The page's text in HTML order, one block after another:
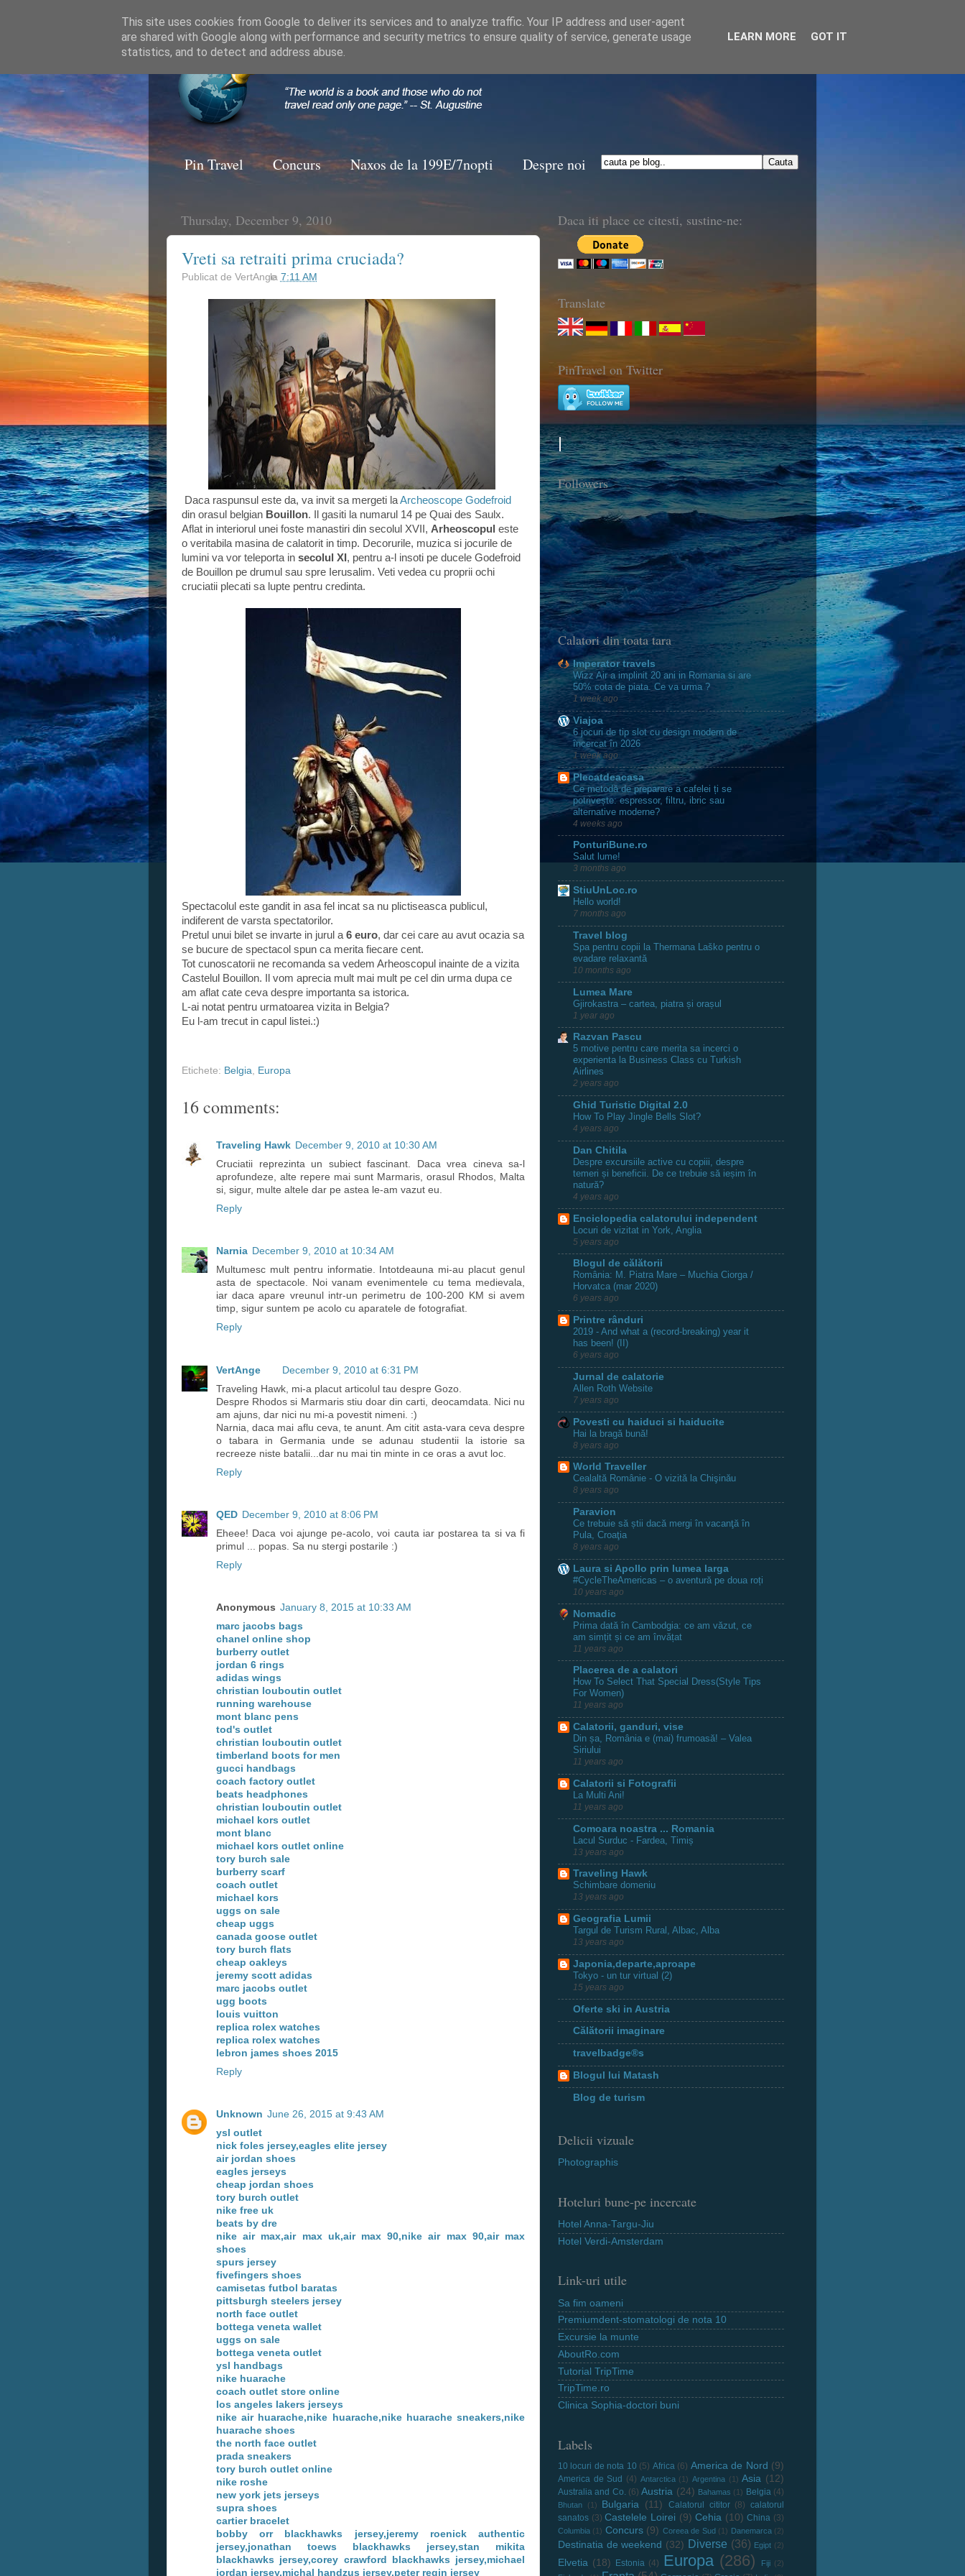
Pin Travel Concurs Naxos de la 199E/7nopti Despre noi
Thursday, December 9, 2010
Vreti sa retraiti prima cruciada?
Publicat de VertAnge
la 7:11 AM
Daca raspunsul este da, va invit sa mergeti laArcheoscope Godefroid
din orasul belgian Bouillon. Il gasiti la numarul 14 pe Quai des Saulx.
Aflat in interiorul unei foste manastiri din secolul XVII, Arheoscopul este
o veritabila masina de calatorit in timp. Decorurile, muzica si jocurile de
lumini va vor teleporta in secolul XI , pentru a-l insoti pe ducele Godefroid
de Bouillon pe drumul sau spre Ierusalim. Veti vedea cu proprii ochi
cruciatii plecati sa lupte pentru credinta.
Spectacolul este gandit in asa fel incat sa nu plictiseasca publicul,
indiferent de varsta spectatorilor.
Pretul unui bilet se invarte in jurul a 6 euro, dar cei care au avut ocazia sa
se bucure de spectacol spun ca merita fiecare cent.
Tot cunoscatorii ne recomanda sa vedem Arheoscopul inainte de a vizita
Castelul Bouillon. Il vom aprecia mult mai mult pe cel din urma dupa ce
am aflat cate ceva despre importanta sa istorica.
L-ai notat pentru urmatoarea vizita in Belgia?
Eu l-am trecut in capul listei.:)
Etichete: Belgia Europa
16 comments:
Traveling Hawk December 9, 2010 at 10:30 AM
Cruciatii reprezinta un subiect fascinant. Daca vrea cineva sa-l
aprofundeze, alte repere mai sunt Marmaris, orasul Rhodos, Malta
si, sigur, multe altele dar pe astea le-am vazut eu.
Reply
Narnia December 9, 2010 at 10:34 AM
Multumesc mult pentru informatie. Intotdeauna mi-au placut genul
asta de spectacole. Noi vanam evenimentele cu tema medievala,
iar daca apare vreunul intr-un perimetru de 100-200 KM si avem
timp, sigur suntem pe acolo cu aparatele de fotografiat.
Reply
VertAnge
December 9, 2010 at 6:31 PM
Traveling Hawk, mi-a placut articolul tau despre Gozo.
Despre Rhodos si Marmaris stiu doar din carti, deocamdata. Nici nu
am ajuns, dar nici nu mi-a povestit nimeni. :)
Narnia, daca mai aflu ceva, te anunt. Am citit asta-vara ceva despre
o tabara in Germania unde se adunau studentii la istorie sa
recreeze niste batalii...dar nu mai tin minte in ce oras a avut loc.
Reply
QED December 9, 2010 at 8:06 PM
Eheee! Daca voi ajunge pe-acolo, voi cauta iar postarea ta si va fi
primul ... popas. Sa nu stergi postarile :)
Reply
Anonymous January 8, 2015 at 10:33 AM
marc jacobs bags
chanel online shop
burberry outlet
jordan 6 rings
adidas wings
christian louboutin outlet
running warehouse
mont blanc pens
tod's outlet
christian louboutin outlet
timberland boots for men
gucci handbags
coach factory outlet
beats headphones
christian louboutin outlet
michael kors outlet
mont blanc
michael kors outlet online
tory burch sale
burberry scarf
coach outlet
michael kors
uggs on sale
cheap uggs
canada goose outlet
tory burch flats
cheap oakleys
jeremy scott adidas
marc jacobs outlet
ugg boots
louis vuitton
replica rolex watches
replica rolex watches
lebron james shoes 2015
Reply
Unknown June 26, 2015 at 9:43 AM
ysl outlet
nick foles jersey,eagles elite jersey
air jordan shoes
eagles jerseys
cheap jordan shoes
tory burch outlet
nike free uk
beats by dre
nike air max,air max uk,air max 90,nike air max 90,air max
shoes
spurs jersey
fivefingers shoes
camisetas futbol baratas
pittsburgh steelers jersey
north face outlet
bottega veneta wallet
uggs on sale
bottega veneta outlet
ysl handbags
nike huarache
coach outlet store online
los angeles lakers jerseys
nike air huarache,nike huarache,nike huarache sneakers,nike
huarache shoes
the north face outlet
prada sneakers
tory burch outlet online
nike roshe
new york jets jerseys
supra shoes
cartier bracelet
bobby orr blackhawks jersey,jeremy roenick authentic
jersey,jonathan toews blackhawks jersey,stan mikita
blackhawks jersey,corey crawford blackhawks jersey,michael
jordan jersey,michal handzus jersey,peter regin jersey
Daca iti place ce citesti, sustine-ne:
Translate
PinTravel on Twitter
Followers
Calatori din toata tara
Imperator travels
Wizz Air a implinit 20 ani in Romania si are
50% cota de piata. Ce va urma ?
1 week ago
Viajoa
6 jocuri de tip slot cu design modern de
încercat în 2026
1 week ago
Plecatdeacasa
Ce metodă de preparare a cafelei ți se
potrivește: espressor, filtru, ibric sau
alternative moderne?
4 weeks ago
PonturiBune.ro
Salut lume!
3 months ago
StiuUnLoc.ro
Hello world!
7 months ago
Travel blog
Spa pentru copii la Thermana Laško pentru o
evadare relaxantă
10 months ago
Lumea Mare
Gjirokastra – cartea, piatra și orașul
1 year ago
Razvan Pascu
5 motive pentru care merita sa incerci o
experienta la Business Class cu Turkish
Airlines
2 years ago
Ghid Turistic Digital 2.0
How To Play Jingle Bells Slot?
4 years ago
Dan Chitila
Despre excursiile active cu copiii, despre
temeri și beneficii. De ce trebuie să ieșim în
natură?
4 years ago
Enciclopedia calatorului independent
Locuri de vizitat in York, Anglia
5 years ago
Blogul de călătorii
România: M. Piatra Mare – Muchia Ciorga /
Horvatca (mar 2020)
6 years ago
Printre rânduri
2019 - And what a (record-breaking) year it
has been! (II)
6 years ago
Jurnal de calatorie
Allen Roth Website
7 years ago
Povesti cu haiduci si haiducite
Hai la bragă bună!
8 years ago
World Traveller
Cealaltă Românie - O vizită la Chişinău
8 years ago
Paravion
Ce trebuie să știi dacă mergi în vacanţă în
Pula, Croaţia
8 years ago
Laura si Apollo prin lumea larga
#CycleTheAmericas – o aventură pe doua roți
10 years ago
Nomadic
Prima dată în Cambodgia: ce am văzut, ce
am simțit și ce am învățat
11 years ago
Placerea de a calatori
How To Select That Special Dress(Style Tips
For Women)
11 years ago
Calatorii, ganduri, vise
Din șa, România e (mai) frumoasă! – Valea
Siriului
11 years ago
Calatorii si Fotografii
La Multi Ani!
11 years ago
Comoara noastra ... Romania
Lacul Surduc - Fardea, Timiș
13 years ago
Traveling Hawk
Schimbare domeniu
13 years ago
Geografia Lumii
Targul de Turism Rural, Albac, Alba
13 years ago
Japonia,departe,aproape
Tokyo - un tur virtual (2)
15 years ago
Oferte ski in Austria
Călătorii imaginare
travelbadge®s
Blogul lui Matash
Blog de turism
Delicii vizuale
Photographis
Hoteluri bune-pe incercate
Hotel Anna-Targu-Jiu
Hotel Verdi-Amsterdam
Link-uri utile
Sa fim oameni
Premiumdent-stomatologi de nota 10
Excursie la munte
AboutRo.com
Tutorial TripTime
TripTime.ro
Clinica Sophia-doctori buni
Labels
10 locuri de nota 10 (5) Africa (6) America de Nord (9)
America de Sud (4) Antarctica (1) Argentina (1) Asia (12)
Australia and Co. (6) Austria (24) Bahamas (1) Belgia (4)
Bhutan (1) Bulgaria (11) Calatorul cititor (8) calatorul
sanatos (3) Castelele Loirei (9) Cehia (10) China (3)
Columbia (1) Concurs (9) Coreea de Sud (1) Danemarca (2)
Destinatia de weekend (32) Diverse (36) Egipt (2)
Elvetia (18) Estonia (4) Europa (286) Fiji (2)
This site uses cookies from Google to deliver its services and to analyze traffic. Your IP address and user-agent
are shared with Google along with performance and security metrics to ensure quality of service, generate usage
statistics, and to detect and address abuse.
LEARN MORE GOT IT